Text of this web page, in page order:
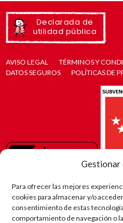
Gestionar
Para ofrecer las mejores
cookies para almacenar y/o
consentimiento de estas
comportamiento de navegación o
Declarada de
utilidad pública
AVISO LEGAL
TÉRMINOS Y
DATOS SEGUROS
POLÍTICAS DE